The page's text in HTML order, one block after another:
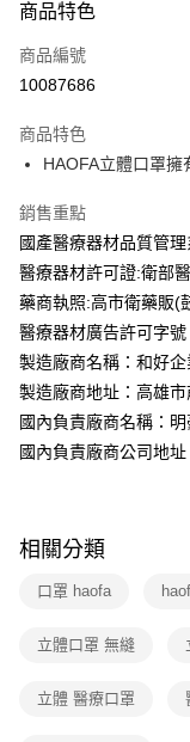
icash Pay
信用卡一次付款
3 期 0 利率 每期
華南商業銀行
上海商業儲蓄銀行
國泰世華商業銀行
臺灣中小企業銀行
匯豐（台灣）商業銀行
聯邦商業銀行
元大商業銀行
玉山商業銀行
台新國際商業銀行
台灣樂天信用卡公司
合作金庫商業銀行
華南商業銀行
上海商業儲蓄銀行
國泰世華商業銀行
臺灣中小企業銀行
匯豐（台灣）商業銀行
聯邦商業銀行
元大商業銀行
玉山商業銀行
台新國際商業銀行
12 期 0 利率 每期
華南商業銀行
上海商業儲蓄銀行
國泰世華商業銀行
臺灣中小企業銀行
匯豐（台灣）商業銀行
聯邦商業銀行
元大商業銀行
玉山商業銀行
數位禮券
LINE Pay
Apple Pay
街口支付
悠遊付
運送方式
廠商自送宅配免運
商品特色
商品編號
10087686
商品特色
HAOFA立體口罩
銷售重點
國產醫療器材品質管
醫療器材許可證:衛部
藥商執照:高市衛藥販(
醫療器材廣告許可字
製造廠商名稱：和好
製造廠商地址：高雄
國內負責廠商名稱：
國內負責廠商公司地
相關分類
口罩 haofa
立體口罩 無縫
立體 醫療口罩